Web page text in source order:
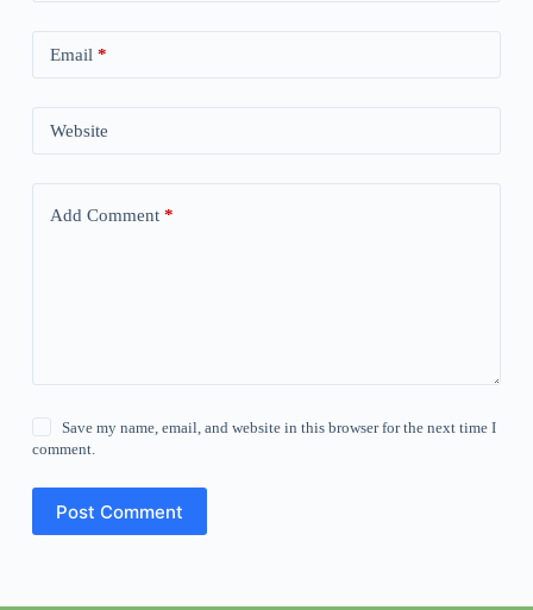
Email *
Website
Add Comment*
Save my name, email, and website in this browser for the next time I
comment.
Post Comment